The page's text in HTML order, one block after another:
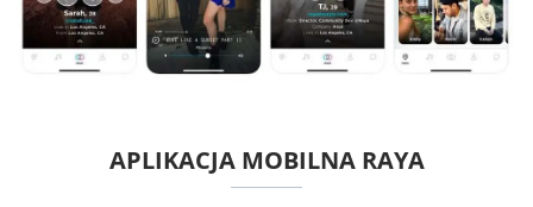
APLIKACJA MOBILNA RAYA